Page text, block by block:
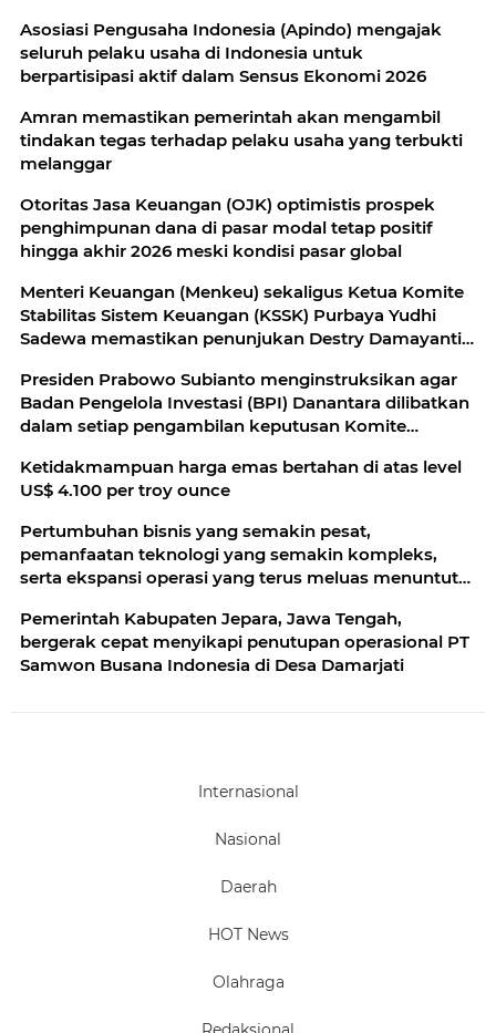
Asosiasi Pengusaha Indonesia (Apindo) mengajak
seluruh pelaku usaha di Indonesia untuk
berpartisipasi aktif dalam Sensus Ekonomi 2026
Amran memastikan pemerintah akan mengambil
tindakan tegas terhadap pelaku usaha yang terbukti
melanggar
Otoritas Jasa Keuangan (OJK) optimistis prospek
penghimpunan dana di pasar modal tetap positif
hingga akhir 2026 meski kondisi pasar global
Menteri Keuangan (Menkeu) sekaligus Ketua Komite
Stabilitas Sistem Keuangan (KSSK) Purbaya Yudhi
Sadewa memastikan penunjukan Destry Damayanti
Indonesia (BI) tidak akan mengganggu
kesinambungan kebijakan moneter
Presiden Prabowo Subianto menginstruksikan agar
Badan Pengelola Investasi (BPI) Danantara dilibatkan
dalam setiap pengambilan keputusan Komite
Ketidakmampuan harga emas bertahan di atas level
US$ 4.100 per troy ounce
Pertumbuhan bisnis yang semakin pesat,
pemanfaatan teknologi yang semakin kompleks,
serta ekspansi operasi yang terus meluas menuntut
Pemerintah Kabupaten Jepara, Jawa Tengah,
bergerak cepat menyikapi penutupan operasional PT
Samwon Busana Indonesia di Desa Damarjati
Internasional
Nasional
Daerah
HOT News
Olahraga